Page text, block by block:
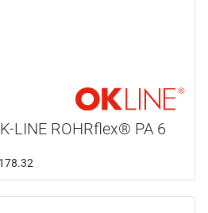
LINE ROHRflex® PA 6